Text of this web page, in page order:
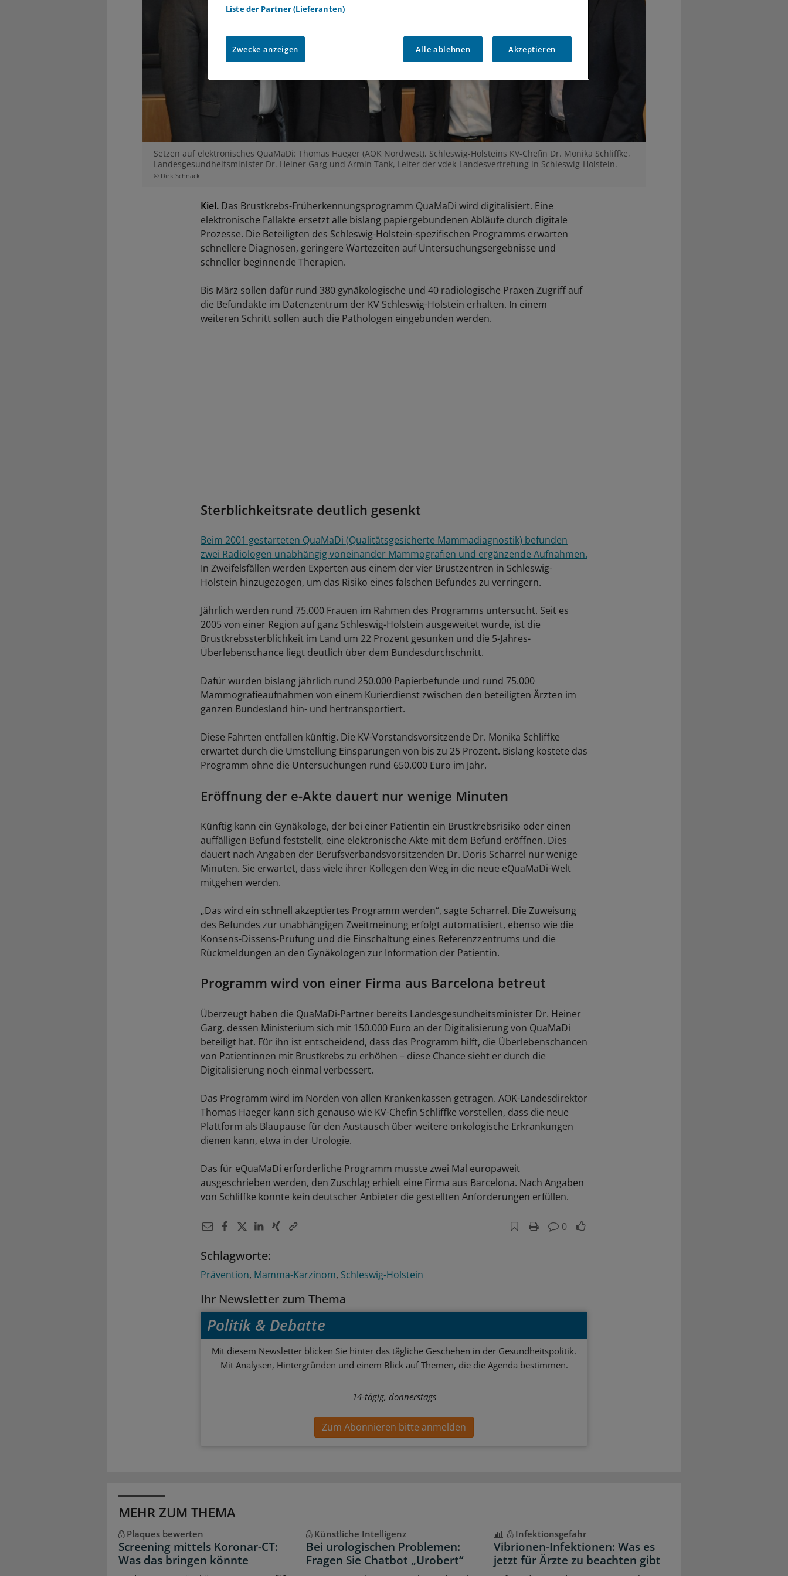
Setzen auf elektronisches QuaMaDi: Thomas Haeger (AOK Nordwest), Schleswig-Holsteins KV-Chefin Dr. Monika Schliffke,
Landesgesundheitsminister Dr. Heiner Garg und Armin Tank, Leiter der vdek-Landesvertretung in Schleswig-Holstein.
© Dirk Schnack
Kiel. Das Brustkrebs-Früherkennungsprogramm QuaMaDi wird digitalisiert. Eine
elektronische Fallakte ersetzt alle bislang papiergebundenen Abläufe durch digitale
Prozesse. Die Beteiligten des Schleswig-Holstein-spezifischen Programms erwarten
schnellere Diagnosen, geringere Wartezeiten auf Untersuchungsergebnisse und
schneller beginnende Therapien.
Bis März sollen dafür rund 380 gynäkologische und 40 radiologische Praxen Zugriff auf
die Befundakte im Datenzentrum der KV Schleswig-Holstein erhalten. In einem
weiteren Schritt sollen auch die Pathologen eingebunden werden.
Sterblichkeitsrate deutlich gesenkt
Beim 2001 gestarteten QuaMaDi (Qualitätsgesicherte Mammadiagnostik) befunden
zwei Radiologen unabhängig voneinander Mammografien und ergänzende Aufnahmen.
In Zweifelsfällen werden Experten aus einem der vier Brustzentren in Schleswig-
Holstein hinzugezogen, um das Risiko eines falschen Befundes zu verringern.
Jährlich werden rund 75.000 Frauen im Rahmen des Programms untersucht. Seit es
2005 von einer Region auf ganz Schleswig-Holstein ausgeweitet wurde, ist die
Brustkrebssterblichkeit im Land um 22 Prozent gesunken und die 5-Jahres-
Überlebenschance liegt deutlich über dem Bundesdurchschnitt.
Dafür wurden bislang jährlich rund 250.000 Papierbefunde und rund 75.000
Mammografieaufnahmen von einem Kurierdienst zwischen den beteiligten Ärzten im
ganzen Bundesland hin- und hertransportiert.
Diese Fahrten entfallen künftig. Die KV-Vorstandsvorsitzende Dr. Monika Schliffke
erwartet durch die Umstellung Einsparungen von bis zu 25 Prozent. Bislang kostete das
Programm ohne die Untersuchungen rund 650.000 Euro im Jahr.
Eröffnung der e-Akte dauert nur wenige Minuten
Künftig kann ein Gynäkologe, der bei einer Patientin ein Brustkrebsrisiko oder einen
auffälligen Befund feststellt, eine elektronische Akte mit dem Befund eröffnen. Dies
dauert nach Angaben der Berufsverbandsvorsitzenden Dr. Doris Scharrel nur wenige
Minuten. Sie erwartet, dass viele ihrer Kollegen den Weg in die neue eQuaMaDi-Welt
mitgehen werden.
„Das wird ein schnell akzeptiertes Programm werden“, sagte Scharrel. Die Zuweisung
des Befundes zur unabhängigen Zweitmeinung erfolgt automatisiert, ebenso wie die
Konsens-Dissens-Prüfung und die Einschaltung eines Referenzzentrums und die
Rückmeldungen an den Gynäkologen zur Information der Patientin.
Programm wird von einer Firma aus Barcelona betreut
Überzeugt haben die QuaMaDi-Partner bereits Landesgesundheitsminister Dr. Heiner
Garg, dessen Ministerium sich mit 150.000 Euro an der Digitalisierung von QuaMaDi
beteiligt hat. Für ihn ist entscheidend, dass das Programm hilft, die Überlebenschancen
von Patientinnen mit Brustkrebs zu erhöhen – diese Chance sieht er durch die
Digitalisierung noch einmal verbessert.
Das Programm wird im Norden von allen Krankenkassen getragen. AOK-Landesdirektor
Thomas Haeger kann sich genauso wie KV-Chefin Schliffke vorstellen, dass die neue
Plattform als Blaupause für den Austausch über weitere onkologische Erkrankungen
dienen kann, etwa in der Urologie.
Das für eQuaMaDi erforderliche Programm musste zwei Mal europaweit
ausgeschrieben werden, den Zuschlag erhielt eine Firma aus Barcelona. Nach Angaben
von Schliffke konnte kein deutscher Anbieter die gestellten Anforderungen erfüllen.
0
Schlagworte:
Prävention Mamma-Karzinom Schleswig-Holstein
Ihr Newsletter zum Thema
Politik & Debatte
Mit diesem Newsletter blicken Sie hinter das tägliche Geschehen in der Gesundheitspolitik.
Mit Analysen, Hintergründen und einem Blick auf Themen, die die Agenda bestimmen.
14-tägig, donnerstags
Zum Abonnieren bitte anmelden
MEHR ZUM THEMA
Plaques bewerten
Screening mittels Koronar-CT:
Was das bringen könnte
Künstliche Intelligenz
Bei urologischen Problemen:
Fragen Sie Chatbot „Urobert“
Infektionsgefahr
Vibrionen-Infektionen: Was es
jetzt für Ärzte zu beachten gibt
Liste der Partner (Lieferanten)
Zwecke anzeigen Alle ablehnen Akzeptieren